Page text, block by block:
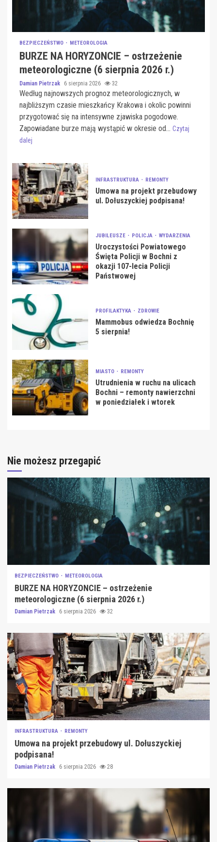
BEZPIECZEŃSTWO METEOROLOGIA
BURZE NA HORYZONCIE – ostrzeżenie
meteorologiczne (6 sierpnia 2026 r.)
Damian Pietrzak 6 sierpnia 2026 32
Według najnowszych prognoz meteorologicznych, w
najbliższym czasie mieszkańcy Krakowa i okolic powinni
przygotować się na intensywne zjawiska pogodowe.
Zapowiadane burze mają wystąpić w okresie od... Czytaj
dalej
INFRASTRUKTURA REMONTY
Umowa na projekt przebudowy
ul. Dołuszyckiej podpisana!
JUBILEUSZE POLICJA WYDARZENIA
Uroczystości Powiatowego
Święta Policji w Bochni z
okazji 107-lecia Policji
Państwowej
PROFILAKTYKA ZDROWIE
Mammobus odwiedza Bochnię
5 sierpnia!
MIASTO REMONTY
Utrudnienia w ruchu na ulicach
Bochni – remonty nawierzchni
w poniedziałek i wtorek
Nie możesz przegapić
BEZPIECZEŃSTWO METEOROLOGIA
BURZE NA HORYZONCIE – ostrzeżenie
meteorologiczne (6 sierpnia 2026 r.)
Damian Pietrzak 6 sierpnia 2026 32
INFRASTRUKTURA REMONTY
Umowa na projekt przebudowy ul. Dołuszyckiej
podpisana!
Damian Pietrzak 6 sierpnia 2026 28